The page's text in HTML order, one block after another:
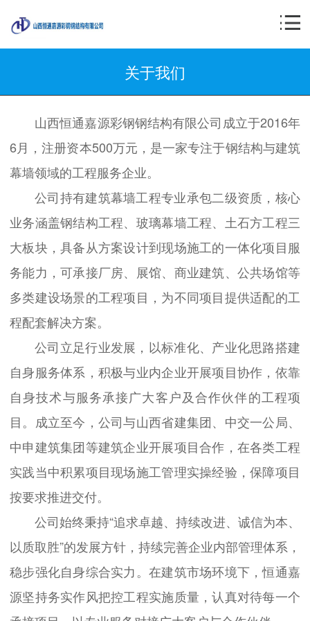
关于我们
山西恒通嘉源彩钢钢结构有限公司成立于2016年
6月，注册资本500万元，是一家专注于钢结构与建筑
幕墙领域的工程服务企业。
公司持有建筑幕墙工程专业承包二级资质，核心
业务涵盖钢结构工程、玻璃幕墙工程、土石方工程三
大板块，具备从方案设计到现场施工的一体化项目服
务能力，可承接厂房、展馆、商业建筑、公共场馆等
多类建设场景的工程项目，为不同项目提供适配的工
程配套解决方案。
公司立足行业发展，以标准化、产业化思路搭建
自身服务体系，积极与业内企业开展项目协作，依靠
自身技术与服务承接广大客户及合作伙伴的工程项
目。成立至今，公司与山西省建集团、中交一公局、
中申建筑集团等建筑企业开展项目合作，在各类工程
实践当中积累项目现场施工管理实操经验，保障项目
按要求推进交付。
公司始终秉持“追求卓越、持续改进、诚信为本、
以质取胜”的发展方针，持续完善企业内部管理体系，
稳步强化自身综合实力。在建筑市场环境下，恒通嘉
源坚持务实作风把控工程实施质量，认真对待每一个